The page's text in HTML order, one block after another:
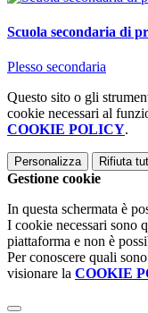
Scuola secondaria di
Plesso secondaria
Questo sito o gli
cookie necessari al
COOKIE POLICY.
Personalizza Rifiuta
Gestione cookie
In questa schermata è
I cookie necessari sono
piattaforma e non è
Per conoscere quali
visionare la COOKIE